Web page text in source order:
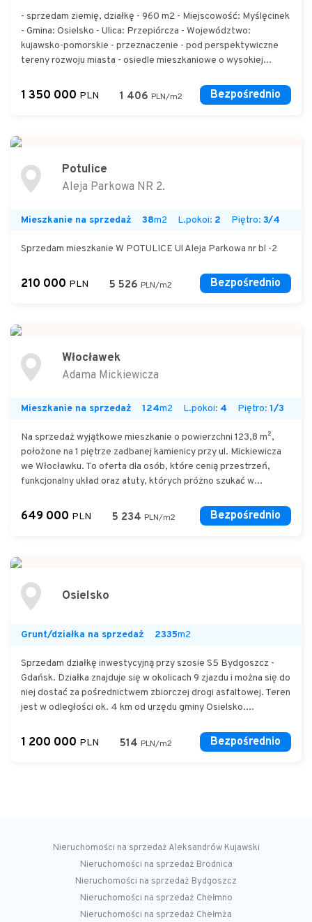
- sprzedam ziemię, działkę - 960 m2 - Miejscowość: Myślęcinek
- Gmina: Osielsko - Ulica: Przepiórcza - Województwo:
kujawsko-pomorskie - przeznaczenie - pod perspektywiczne
tereny rozwoju miasta - osiedle mieszkaniowe o wysokiej...
1 350 000 PLN 1 406 PLN/m2 Bezpośrednio
Potulice
Aleja Parkowa NR 2.
Mieszkanie na sprzedaż 38m2 L.pokoi: 2 Piętro: 3/4
Sprzedam mieszkanie W POTULICE Ul Aleja Parkowa nr bl -2
210 000 PLN 5 526 PLN/m2 Bezpośrednio
Włocławek
Adama Mickiewicza
Mieszkanie na sprzedaż 124m2 L.pokoi: 4 Piętro: 1/3
Na sprzedaż wyjątkowe mieszkanie o powierzchni 123,8 m²,
położone na 1 piętrze zadbanej kamienicy przy ul. Mickiewicza
we Włocławku. To oferta dla osób, które cenią przestrzeń,
funkcjonalny układ oraz atuty, których próżno szukać w...
649 000 PLN 5 234 PLN/m2 Bezpośrednio
Osielsko
Grunt/działka na sprzedaż 2335m2
Sprzedam działkę inwestycyjną przy szosie S5 Bydgoszcz -
Gdańsk. Działka znajduje się w okolicach 9 zjazdu i można się do
niej dostać za pośrednictwem zbiorczej drogi asfaltowej. Teren
jest w odległości ok. 4 km od urzędu gminy Osielsko....
1 200 000 PLN 514 PLN/m2 Bezpośrednio
Nieruchomości na sprzedaż Aleksandrów Kujawski
Nieruchomości na sprzedaż Brodnica
Nieruchomości na sprzedaż Bydgoszcz
Nieruchomości na sprzedaż Chełmno
Nieruchomości na sprzedaż Chełmża